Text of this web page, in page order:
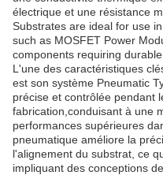
électrique et une résistance
Substrates are ideal for use
such as MOSFET Power
components requiring
L'une des caractéristiques
est son système Pneumatic
précise et contrôlée pendant
fabrication,conduisant à une
performances supérieures
pneumatique améliore la
l'alignement du substrat, ce
impliquant des conceptions